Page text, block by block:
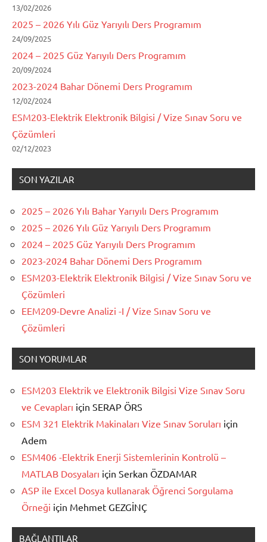
13/02/2026
2025 – 2026 Yılı Güz Yarıyılı Ders Programım
24/09/2025
2024 – 2025 Güz Yarıyılı Ders Programım
20/09/2024
2023-2024 Bahar Dönemi Ders Programım
12/02/2024
ESM203-Elektrik Elektronik Bilgisi / Vize Sınav Soru ve
Çözümleri
02/12/2023
SON YAZILAR
2025 – 2026 Yılı Bahar Yarıyılı Ders Programım
2025 – 2026 Yılı Güz Yarıyılı Ders Programım
2024 – 2025 Güz Yarıyılı Ders Programım
2023-2024 Bahar Dönemi Ders Programım
ESM203-Elektrik Elektronik Bilgisi / Vize Sınav Soru ve
Çözümleri
EEM209-Devre Analizi -I / Vize Sınav Soru ve
Çözümleri
SON YORUMLAR
ESM203 Elektrik ve Elektronik Bilgisi Vize Sınav Soru
ve Cevapları için SERAP ÖRS
ESM 321 Elektrik Makinaları Vize Sınav Soruları için
Adem
ESM406 -Elektrik Enerji Sistemlerinin Kontrolü –
MATLAB Dosyaları için Serkan ÖZDAMAR
ASP ile Excel Dosya kullanarak Öğrenci Sorgulama
Örneği için Mehmet GEZGİNÇ
BAĞLANTILAR